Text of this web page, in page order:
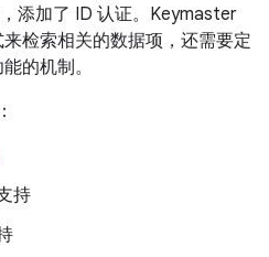
添加了 ID 认证。Keymaster
检索相关的数据项，还需要定
的机制。
持